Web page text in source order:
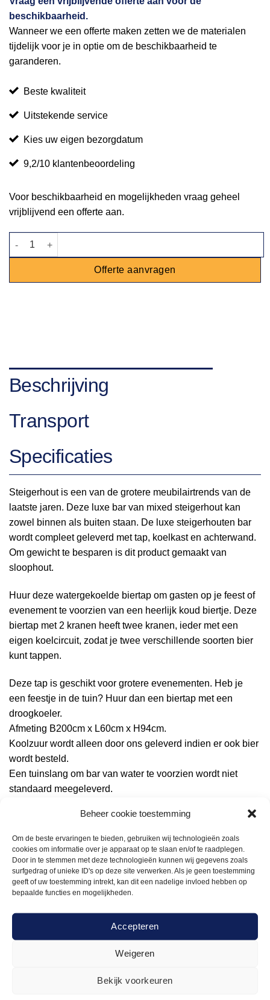
Beheer cookie toestemming
Om de beste ervaringen te bieden, gebruiken wij technologieën zoals
cookies om informatie over je apparaat op te slaan en/of te raadplegen.
Door in te stemmen met deze technologieën kunnen wij gegevens zoals
surfgedrag of unieke ID's op deze site verwerken. Als je geen toestemming
geeft of uw toestemming intrekt, kan dit een nadelige invloed hebben op
bepaalde functies en mogelijkheden.
Accepteren
Weigeren
Bekijk voorkeuren
beschikbaarheid.
Wanneer we een offerte maken zetten we de materialen
tijdelijk voor je in optie om de beschikbaarheid te
garanderen.
Beste kwaliteit
Uitstekende service
Kies uw eigen bezorgdatum
9,2/10 klantenbeoordeling
Voor beschikbaarheid en mogelijkheden vraag geheel
vrijblijvend een offerte aan.
Luxe bar Mixed Wood - 1,7m aantal
Offerte aanvragen
Beschrijving
Transport
Specificaties
Steigerhout is een van de grotere meubilairtrends van de
laatste jaren. Deze luxe bar van mixed steigerhout kan
zowel binnen als buiten staan. De luxe steigerhouten bar
wordt compleet geleverd met tap, koelkast en achterwand.
Om gewicht te besparen is dit product gemaakt van
sloophout.
Huur deze watergekoelde biertap om gasten op je feest of
evenement te voorzien van een heerlijk koud biertje. Deze
biertap met 2 kranen heeft twee kranen, ieder met een
eigen koelcircuit, zodat je twee verschillende soorten bier
kunt tappen.
Deze tap is geschikt voor grotere evenementen. Heb je
een feestje in de tuin? Huur dan een biertap met een
droogkoeler.
Afmeting B200cm x L60cm x H94cm.
Koolzuur wordt alleen door ons geleverd indien er ook bier
wordt besteld.
Een tuinslang om bar van water te voorzien wordt niet
standaard meegeleverd.
Wordt geleverd met bajonetkoppeling
Onze barren hebben een 5/8 aansluiting. Wil je dus een
andere koppeling dan een bajonetkoppeling aansluiten.
Hou hier dan rekening mee!